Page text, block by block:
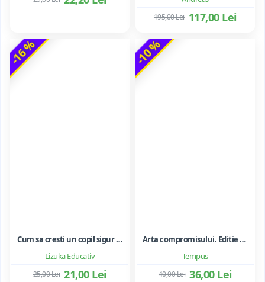
117,00 Lei
195,00 Lei
-16 %
Lizuka Educativ
Cum sa cresti un copil sigur de sine ... si sa-i consolidezi autostima
21,00 Lei
25,00 Lei
-10 %
Tempus
Arta compromisului. Editie ne varietur - Ileana Vulpescu
36,00 Lei
40,00 Lei